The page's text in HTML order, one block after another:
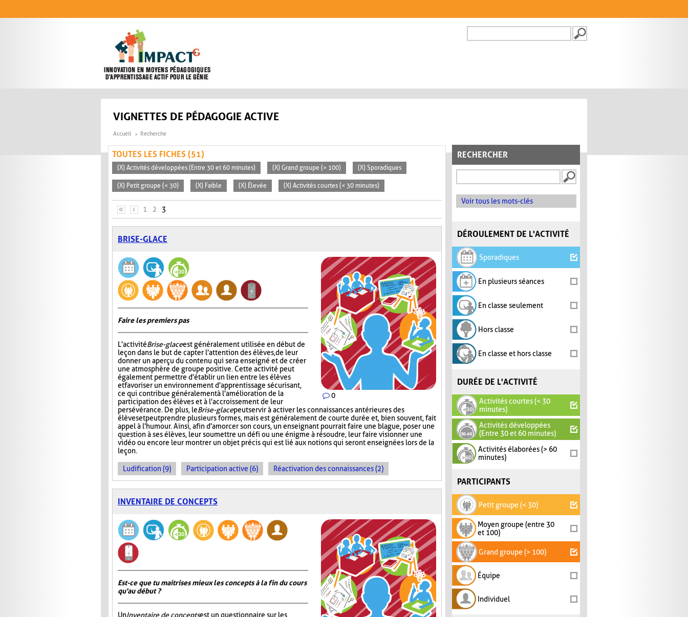
FORMULAIRE DE
VIGNETTES DE PÉDAGOGIE ACTIVE
Accueil Recherche
RECHERCHER
Voir tous les mots-clés
DÉROULEMENT DE L'ACTIVITÉ
Sporadiques
En plusieurs séances
En classe seulement
Hors classe
En classe et hors classe
DURÉE DE L'ACTIVITÉ
Activités courtes (< 30
minutes)
Activités développées
(Entre 30 et 60 minutes)
Activités élaborées (> 60
minutes)
PARTICIPANTS
Petit groupe (< 30)
Moyen groupe (entre 30
et 100)
Grand groupe (> 100)
Équipe
Individuel
TOUTES LES FICHES (51)
(X) Activités développées (Entre 30 et 60 minutes) (X) Grand groupe (> 100) (X) Sporadiques
(X) Petit groupe (< 30) (X) Faible (X) Élevée (X) Activités courtes (< 30 minutes)
PAGES
« ‹ 1 2 3
BRISE-GLACE
0
Faire les premiers pas
L'activitéBrise-glaceest généralement utilisée en début de
leçon dans le but de capter l'attention des élèves, de leur
donner un aperçu du contenu qui sera enseigné et de créer
une atmosphère de groupe positive. Cette activité peut
également permettre d'établir un lien entre les élèves
et favoriser un environnement d'apprentissage sécurisant,
ce qui contribue généralement à l'amélioration de la
participation des élèves et à l'accroissement de leur
persévérance. De plus, leBrise-glacepeut servir à activer les connaissances antérieures des
élèves et peut prendre plusieurs formes, mais est généralement de courte durée et, bien souvent, fait
appel à l'humour. Ainsi, afin d'amorcer son cours, un enseignant pourrait faire une blague, poser une
question à ses élèves, leur soumettre un défi ou une énigme à résoudre, leur faire visionner une
vidéo ou encore leur montrer un objet précis qui est lié aux notions qui seront enseignées lors de la
leçon.
Ludification (9) Participation active (6) Réactivation des connaissances (2)
INVENTAIRE DE CONCEPTS
Est-ce que tu maitrises mieux les concepts à la fin du cours
qu'au début ?
UnInventaire de conceptsest un questionnaire sur les